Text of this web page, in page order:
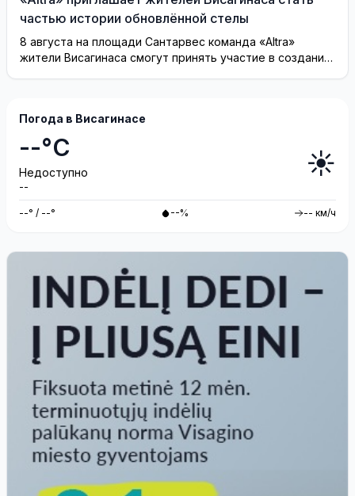
частью истории обновлённой стелы
8 августа на площади Сантарвес команда «Altra»
жители Висагинаса смогут принять участие в создании
Погода в Висагинасе
--°C
Недоступно
--
☀️
--° / --° --% -- км/ч